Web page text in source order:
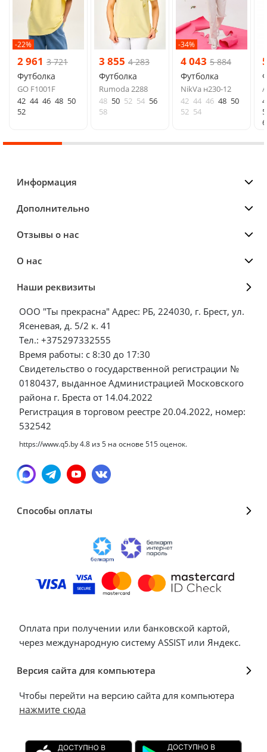
-22%
2 961 3 721
Футболка
GO F1001F
42 44 46 48 50
52
3 855 4 283
Футболка
Rumoda 2288
48 50 52 54 56
58
-34%
4 043 5 884
Футболка
NikVa н230-12
42 44 46 48 50
52 54
Информация
Дополнительно
Отзывы о нас
О нас
Наши реквизиты
ООО "Ты прекрасна" Адрес: РБ, 224030, г. Брест, ул.
Ясеневая, д. 5/2 к. 41
Тел.: +375297332555
Время работы: с 8:30 до 17:30
Свидетельство о государственной регистрации №
0180437, выданное Администрацией Московского
района г. Бреста от 14.04.2022
Регистрация в торговом реестре 20.04.2022, номер:
532542
https://www.q5.by4.8 из5 на основе 515оценок.
Способы оплаты
Оплата при получении или банковской картой,
через международную систему ASSIST или Яндекс.
Версия сайта для компьютера
Чтобы перейти на версию сайта для компьютера
нажмите сюда